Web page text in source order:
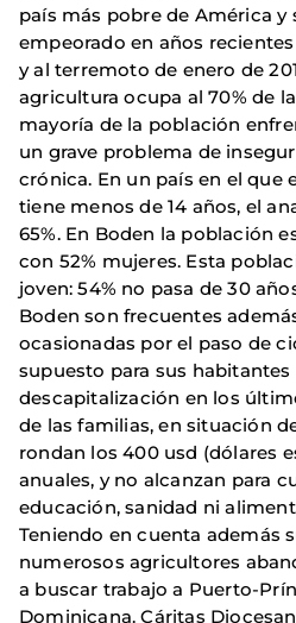
país más pobre de América y
empeorado en años
y al terremoto de enero de
agricultura ocupa al 70% de
mayoría de la población
un grave problema de
crónica. En un país en el que
tiene menos de 14 años, el
65%. En Boden la población
con 52% mujeres. Esta
joven: 54% no pasa de 30
Boden son frecuentes
ocasionadas por el paso de
supuesto para sus
descapitalización en los
de las familias, en situación
rondan los 400 usd (dólares
anuales, y no alcanzan para
educación, sanidad ni
Teniendo en cuenta además
numerosos agricultores
a buscar trabajo a Puerto-
Dominicana. Cáritas